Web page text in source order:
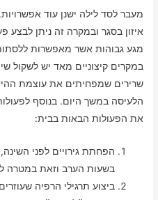
מעבר לסד לילה ישנן עוד
איזון בסגר ובמקרה זה ניתן לבצע
מגע גבוהות אשר מאפשרות
במקרים קיצוניים מאד יש לשקול
שרירים שמפחיתים את עוצמת
הלעיסה במשך היום. בנוסף
את הפעולות הבאות בבית:
הפחתת גירויים לפני
בשעות הערב וזאת במטרה
ביצוע תרגילי הרפיה